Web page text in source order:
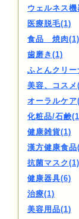
ウェルネス機
医療脱毛(1)
食品 焼肉(1)
歯磨き(1)
ふとんクリ
美容、コスメ
オーラルケア
化粧品/石鹸
健康雑貨(1)
漢方健康食品
抗菌マスク(1)
健康器具(6)
治療(1)
美容用品(1)